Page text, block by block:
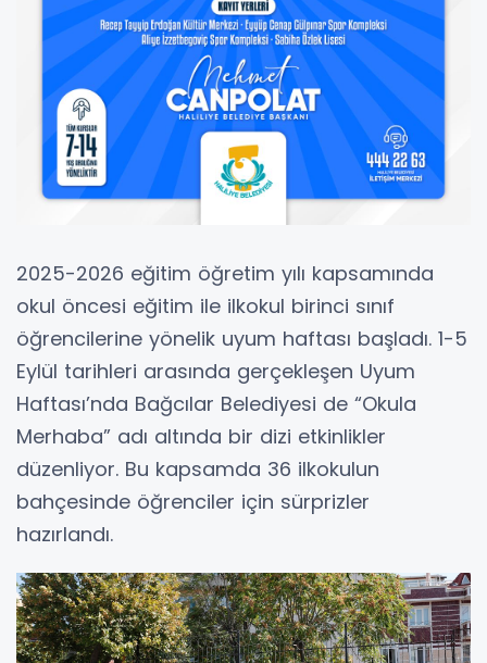
2025-2026 eğitim öğretim yılı kapsamında
okul öncesi eğitim ile ilkokul birinci sınıf
öğrencilerine yönelik uyum haftası başladı. 1-5
Eylül tarihleri arasında gerçekleşen Uyum
Haftası’nda Bağcılar Belediyesi de “Okula
Merhaba” adı altında bir dizi etkinlikler
düzenliyor. Bu kapsamda 36 ilkokulun
bahçesinde öğrenciler için sürprizler
hazırlandı.